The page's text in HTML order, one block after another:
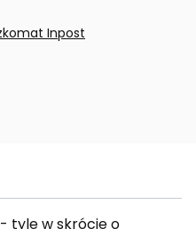
Inpost
tyle w skrócie o